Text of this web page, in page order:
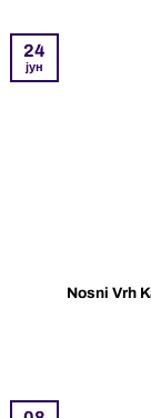
Nosni Vrh
24
јун